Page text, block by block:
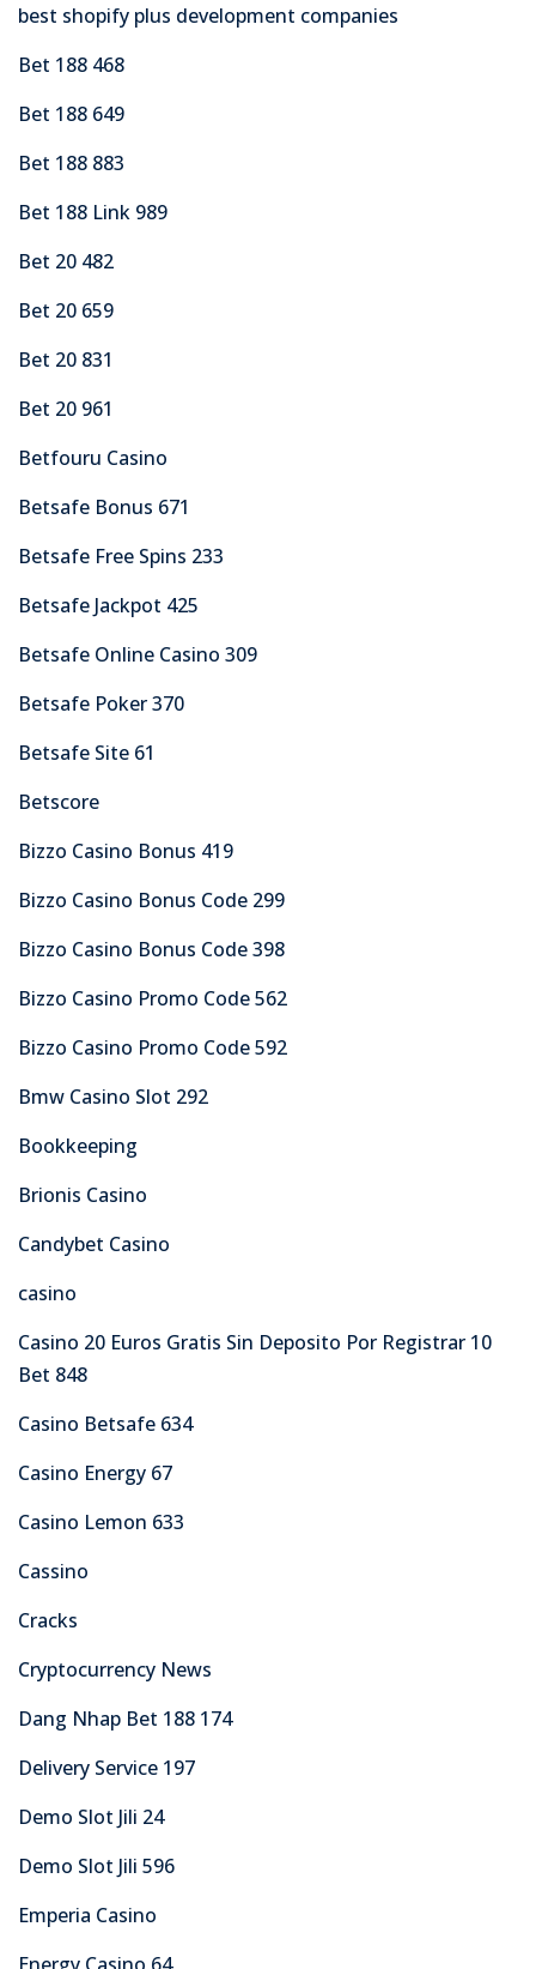
best shopify plus development companies
Bet 188 468
Bet 188 649
Bet 188 883
Bet 188 Link 989
Bet 20 482
Bet 20 659
Bet 20 831
Bet 20 961
Betfouru Casino
Betsafe Bonus 671
Betsafe Free Spins 233
Betsafe Jackpot 425
Betsafe Online Casino 309
Betsafe Poker 370
Betsafe Site 61
Betscore
Bizzo Casino Bonus 419
Bizzo Casino Bonus Code 299
Bizzo Casino Bonus Code 398
Bizzo Casino Promo Code 562
Bizzo Casino Promo Code 592
Bmw Casino Slot 292
Bookkeeping
Brionis Casino
Candybet Casino
casino
Casino 20 Euros Gratis Sin Deposito Por Registrar 10
Bet 848
Casino Betsafe 634
Casino Energy 67
Casino Lemon 633
Cassino
Cracks
Cryptocurrency News
Dang Nhap Bet 188 174
Delivery Service 197
Demo Slot Jili 24
Demo Slot Jili 596
Emperia Casino
Energy Casino 64